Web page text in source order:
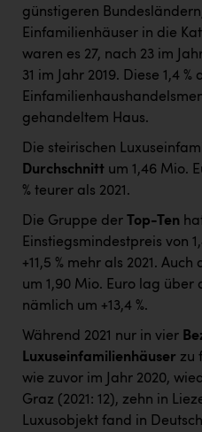
günstigeren
Einfamilienhäuser in die
waren es 27, nach 23 im
31 im Jahr 2019. Diese 1,4 %
gehandeltem Haus.
Die steirischen
Durchschnitt um 1,46 Mio.
% teurer als 2021.
Die Gruppe der Top-Ten
Einstiegsmindestpreis von
+11,5 % mehr als 2021.
um 1,90 Mio. Euro lag über
nämlich um +13,4 %.
Während 2021 nur in vier
Luxuseinfamilienhäuser zu
wie zuvor im Jahr 2020,
Graz (2021: 12), zehn in
Luxusobjekt fand in